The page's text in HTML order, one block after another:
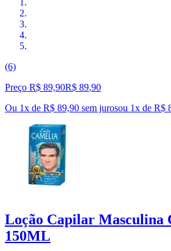
(6)
Preço R$ 89,90R$ 89,90
Ou 1x de R$ 89,90 sem jurosou 1x de R$
Loção Capilar Masculina
150ML